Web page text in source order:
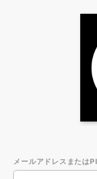
メールアドレスまたは